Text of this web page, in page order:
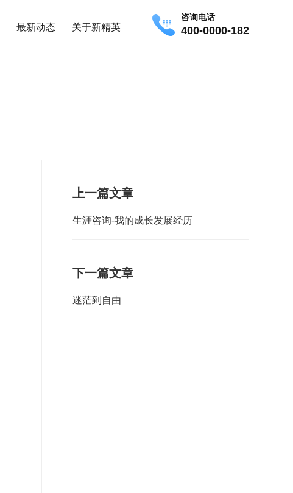
最新动态 关于新精英
咨询电话
400-0000-182
上一篇文章
生涯咨询-我的成长发展经历
下一篇文章
迷茫到自由